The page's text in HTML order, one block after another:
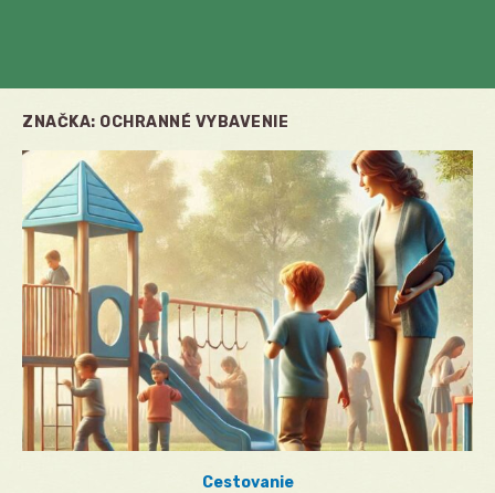
ZNAČKA: OCHRANNÉ VYBAVENIE
Cestovanie